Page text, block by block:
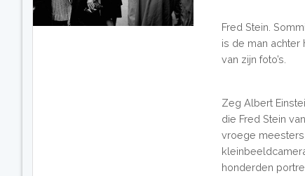
Fred Stein.
is de man achter
van zijn foto’s.
Zeg Albert
die Fred Stein
vroege
honderden